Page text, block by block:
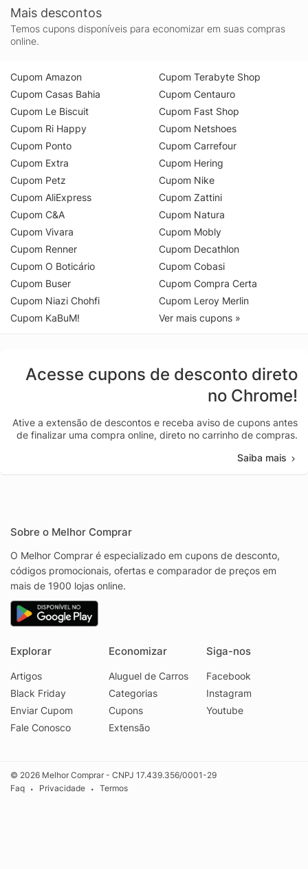
Mais descontos
Temos cupons disponíveis para economizar em suas compras
online.
Cupom Amazon
Cupom Casas Bahia
Cupom Le Biscuit
Cupom Ri Happy
Cupom Ponto
Cupom Extra
Cupom Petz
Cupom AliExpress
Cupom C&A
Cupom Vivara
Cupom Renner
Cupom O Boticário
Cupom Buser
Cupom Niazi Chohfi
Cupom KaBuM!
Cupom Terabyte Shop
Cupom Centauro
Cupom Fast Shop
Cupom Netshoes
Cupom Carrefour
Cupom Hering
Cupom Nike
Cupom Zattini
Cupom Natura
Cupom Mobly
Cupom Decathlon
Cupom Cobasi
Cupom Compra Certa
Cupom Leroy Merlin
Ver mais cupons »
Acesse cupons de desconto direto
no Chrome!
Ative a extensão de descontos e receba aviso de cupons antes
de finalizar uma compra online, direto no carrinho de compras.
Saiba mais
Sobre o Melhor Comprar
O Melhor Comprar é especializado em cupons de desconto,
códigos promocionais, ofertas e comparador de preços em
mais de 1900 lojas online.
Explorar
Artigos
Black Friday
Enviar Cupom
Fale Conosco
Economizar
Aluguel de Carros
Categorias
Cupons
Extensão
Siga-nos
Facebook
Instagram
Youtube
© 2026 Melhor Comprar - CNPJ 17.439.356/0001-29
Faq
• Privacidade • Termos